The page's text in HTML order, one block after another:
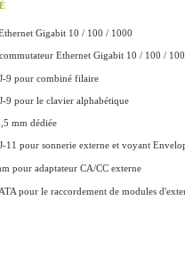
Gigabit 10 / 100 / 1000
Ethernet Gigabit 10 / 100 /
9 pour combiné filaire
9 pour le clavier alphabétique
mm dédiée
11 pour sonnerie externe et voyant
pour adaptateur CA/CC externe
pour le raccordement de modules